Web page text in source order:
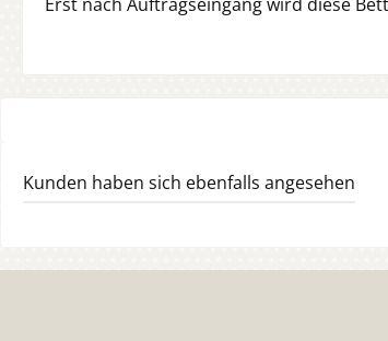
Kunden haben sich ebenfalls angesehen